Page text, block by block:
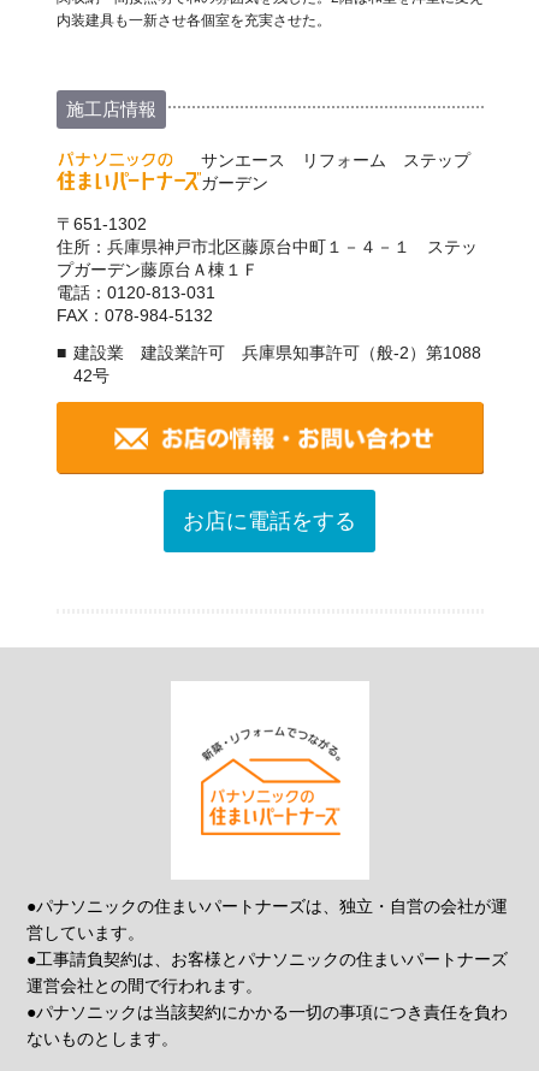
内装建具も一新させ各個室を充実させた。
施工店情報
サンエース リフォーム ステップ
ガーデン
〒651-1302
住所：兵庫県神戸市北区藤原台中町１－４－１ ステッ
プガーデン藤原台Ａ棟１Ｆ
電話：0120-813-031
FAX：078-984-5132
建設業 建設業許可 兵庫県知事許可（般-2）第1088
42号
お店に電話をする
●パナソニックの住まいパートナーズは、独立・自営の会社が運
営しています。
●工事請負契約は、お客様とパナソニックの住まいパートナーズ
運営会社との間で行われます。
●パナソニックは当該契約にかかる一切の事項につき責任を負わ
ないものとします。